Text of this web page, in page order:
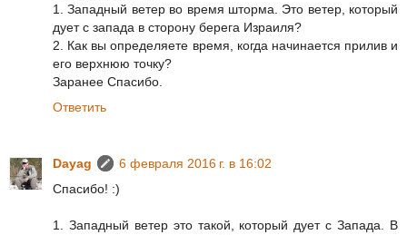
1. Западный ветер во время шторма. Это ветер, который
дует с запада в сторону берега Израиля?
2. Как вы определяете время, когда начинается прилив и
его верхнюю точку?
Заранее Спасибо.
Ответить
Dayag
6 февраля 2016 г. в 16:02
Спасибо! :)
1. Западный ветер это такой, который дует с Запада. В